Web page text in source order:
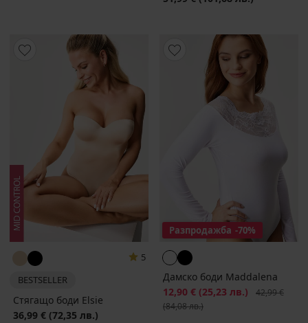
5
BESTSELLER
Стягащо боди Elsie
36,99 € (72,35 лв.)
Разпродажба -70%
Дамско боди Maddalena
Намаление
12,90 € (25,23 лв.)
42,99 €
(84,08 лв.)